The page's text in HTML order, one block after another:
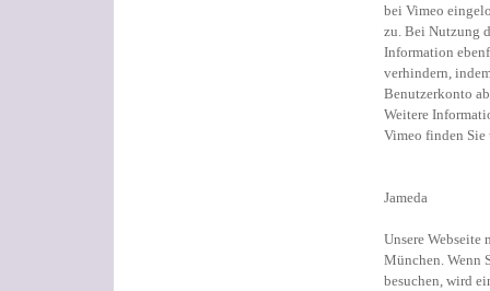
bei Vimeo
zu. Bei Nutzung
Information
verhindern,
Benutzerkonto
Weitere
Vimeo finden
Jameda
Unsere Webseite
München. Wenn
besuchen, wird